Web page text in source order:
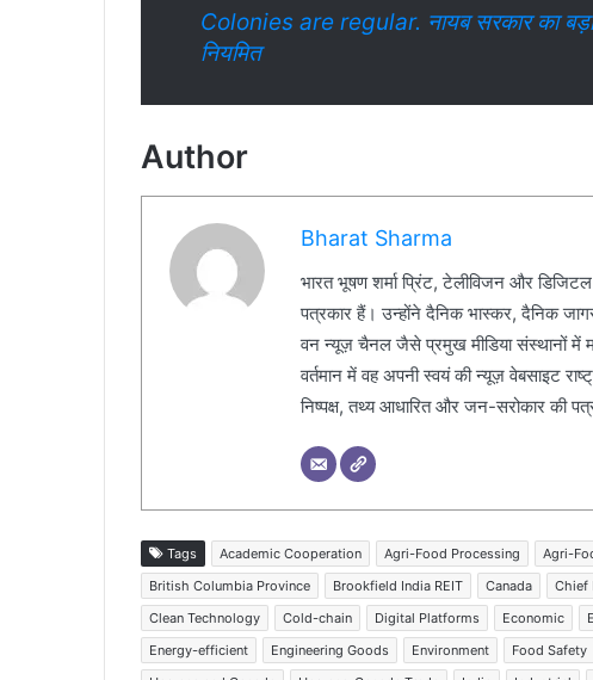
Colonies are regular. नायब सरकार का बड़ा
नियमित
Author
Bharat Sharma
भारत भूषण शर्मा प्रिंट, टेलीविजन और
पत्रकार हैं। उन्होंने दैनिक भास्कर, दैनिक
वन न्यूज़ चैनल जैसे प्रमुख मीडिया संस्थानों में
वर्तमान में वह अपनी स्वयं की न्यूज़ वेबसाइट
निष्पक्ष, तथ्य आधारित और जन-सरोकार की
Tags Academic Cooperation Agri-Food Processing Agri-
British Columbia Province
Brookfield India REIT Canada Chief
Clean Technology
Cold-chain Digital Platforms Economic
Energy-efficient
Engineering Goods Environment Food Safety